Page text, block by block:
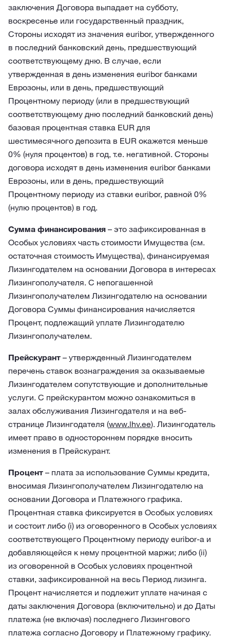
заключения Договора выпадает на субботу,
воскресенье или государственный праздник,
Стороны исходят из значения euribor, утвержденного
в последний банковский день, предшествующий
соответствующему дню. В случае, если
утвержденная в день изменения euribor банками
Еврозоны, или в день, предшествующий
Процентному периоду (или в предшествующий
соответствующему дню последний банковский день)
базовая процентная ставка EUR для
шестимесячного депозита в EUR окажется меньше
0% (нуля процентов) в год, т.е. негативной. Стороны
договора исходят в день изменения euribor банками
Еврозоны, или в день, предшествующий
Процентному периоду из ставки euribor, равной 0%
(нулю процентов) в год.
Сумма финансирования – это зафиксированная в
Особых условиях часть стоимости Имущества (см.
остаточная стоимость Имущества), финансируемая
Лизингодателем на основании Договора в интересах
Лизингополучателя. С непогашенной
Лизингополучателем Лизингодателю на основании
Договора Суммы финансирования начисляется
Процент, подлежащий уплате Лизингодателю
Лизингополучателем.
Прейскурант – утвержденный Лизингодателем
перечень ставок вознаграждения за оказываемые
Лизингодателем сопутствующие и дополнительные
услуги. С прейскурантом можно ознакомиться в
залах обслуживания Лизингодателя и на веб-
странице Лизингодателя (www.lhv.ee). Лизингодатель
имеет право в одностороннем порядке вносить
изменения в Прейскурант.
Процент – плата за использование Суммы кредита,
вносимая Лизингополучателем Лизингодателю на
основании Договора и Платежного графика.
Процентная ставка фиксируется в Особых условиях
и состоит либо (i) из оговоренного в Особых условиях
соответствующего Процентному периоду euribor-а и
добавляющейся к нему процентной маржи; либо (ii)
из оговоренной в Особых условиях процентной
ставки, зафиксированной на весь Период лизинга.
Процент начисляется и подлежит уплате начиная с
даты заключения Договора (включительно) и до Даты
платежа (не включая) последнего Лизингового
платежа согласно Договору и Платежному графику.